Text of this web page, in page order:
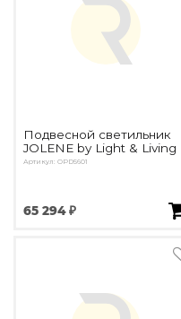
Подвесной светильник
JOLENE by Light & Living
Артикул: OPD5601
65 294 ₽